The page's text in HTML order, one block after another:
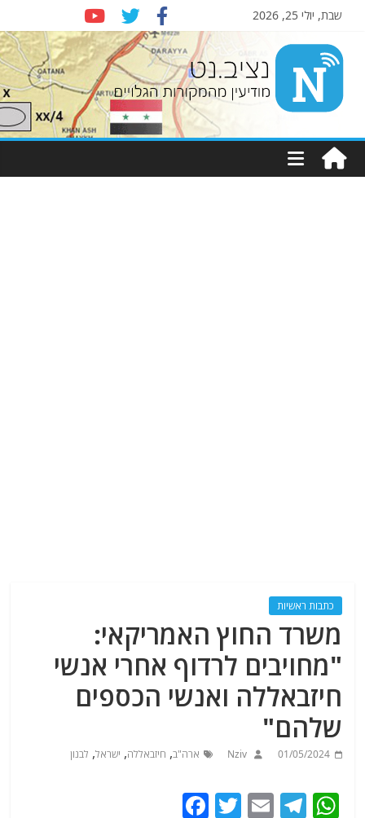
שבת, יולי 25, 2026
Nziv.net
מודיעין
מהמקורות
כתבות ראשיות
משרד החוץ האמריקאי:
"מחויבים לרדוף אחרי אנשי
חיזבאללה ואנשי הכספים
שלהם"
01/05/2024
Nziv ארה"ב, חיזבאללה, ישראל, לבנון
W
T
E
T